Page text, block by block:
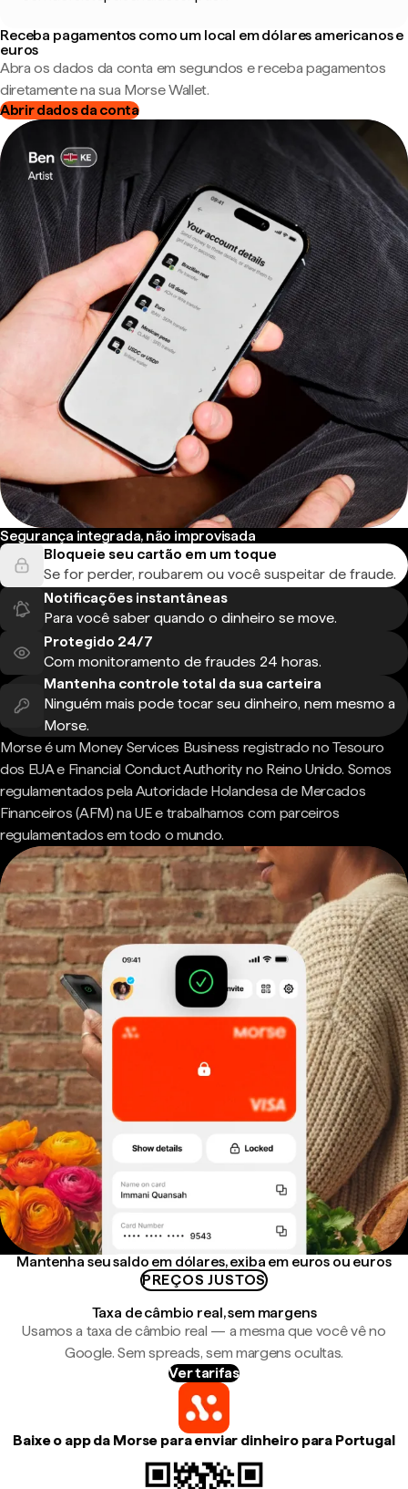
Receba pagamentos como um local em dólares americanos e
euros
Abra os dados da conta em segundos e receba pagamentos
diretamente na sua Morse Wallet.
Abrir dados da conta
Segurança integrada, não improvisada
Bloqueie seu cartão em um toque
Se for perder, roubarem ou você suspeitar de fraude.
Notificações instantâneas
Para você saber quando o dinheiro se move.
Protegido 24/7
Com monitoramento de fraudes 24 horas.
Mantenha controle total da sua carteira
Ninguém mais pode tocar seu dinheiro, nem mesmo a
Morse.
Morse é um Money Services Business registrado no Tesouro
dos EUA e Financial Conduct Authority no Reino Unido. Somos
regulamentados pela Autoridade Holandesa de Mercados
Financeiros (AFM) na UE e trabalhamos com parceiros
regulamentados em todo o mundo.
Mantenha seu saldo em dólares, exiba em euros ou euros
PREÇOS JUSTOS
Taxa de câmbio real, sem margens
Usamos a taxa de câmbio real — a mesma que você vê no
Google. Sem spreads, sem margens ocultas.
Ver tarifas
Baixe o app da Morse para enviar dinheiro para Portugal